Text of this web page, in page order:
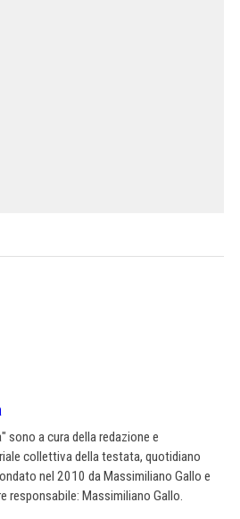
a cura della redazione e
collettiva della testata, quotidiano
nel 2010 da Massimiliano Gallo e
responsabile: Massimiliano Gallo.